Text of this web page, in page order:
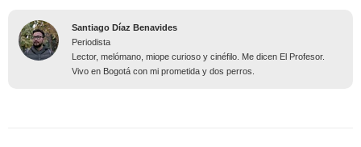
Santiago Díaz Benavides
Periodista
Lector, melómano, miope curioso y cinéfilo. Me dicen El Profesor.
Vivo en Bogotá con mi prometida y dos perros.